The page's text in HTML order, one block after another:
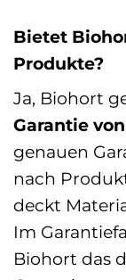
Bietet
Produkte?
Ja, Biohort
Garantie
genauen
nach
deckt
Im
Biohort das